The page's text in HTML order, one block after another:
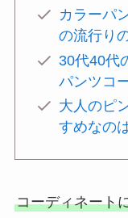
カラーパ
の流行り
30代40代
パンツコ
大人のピ
すめなの
コーディネート